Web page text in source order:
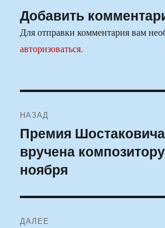
Добавить
Для отправки комментария вам
авторизоваться.
по
записям
НАЗАД
Предыдущая
запись:
Премия
вручена
ноября
ДАЛЕЕ